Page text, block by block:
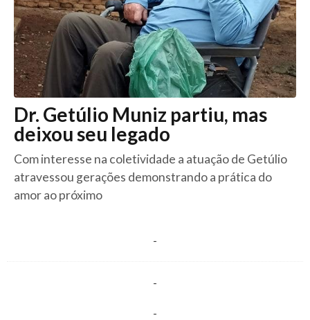
Dr. Getúlio Muniz partiu, mas
deixou seu legado
Com interesse na coletividade a atuação de Getúlio
atravessou gerações demonstrando a prática do
amor ao próximo
-
-
-